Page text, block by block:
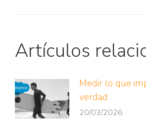
Artículos
Medir lo que
verdad
20/03/2026